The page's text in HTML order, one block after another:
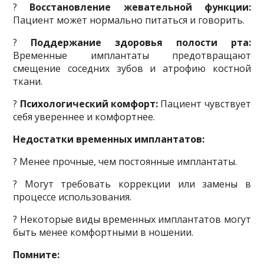
? Восстановление жевательной функции:
Пациент может нормально питаться и говорить.
? Поддержание здоровья полости рта:
Временные имплантаты предотвращают
смещение соседних зубов и атрофию костной
ткани.
? Психологический комфорт: Пациент чувствует
себя увереннее и комфортнее.
Недостатки временных имплантатов:
? Менее прочные, чем постоянные имплантаты.
? Могут требовать коррекции или замены в
процессе использования.
? Некоторые виды временных имплантатов могут
быть менее комфортными в ношении.
Помните: